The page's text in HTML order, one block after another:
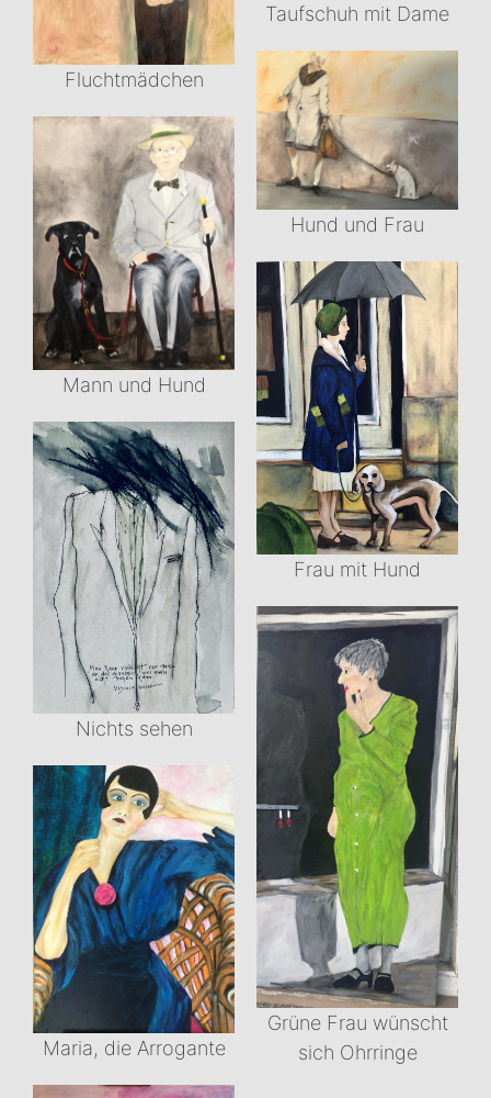
Taufschuh mit Dame
Fluchtmädchen
Hund und Frau
Mann und Hund
Frau mit Hund
Nichts sehen
Grüne Frau wünscht
sich Ohrringe
Maria, die Arrogante